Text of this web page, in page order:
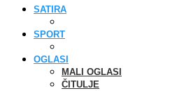
SATIRA
SPORT
OGLASI
MALI OGLASI
ČITULJE